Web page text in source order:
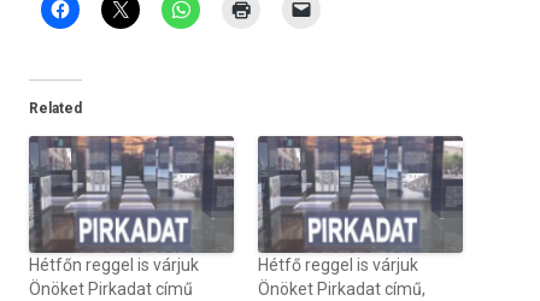
Related
Hétfőn reggel is várjuk
Önöket Pirkadat című
Hétfő reggel is várjuk
Önöket Pirkadat című,